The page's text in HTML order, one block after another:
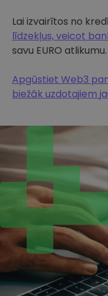
Lai izvairītos no
līdzekļus, veicot
savu EURO atlikumu.
Apgūstiet Web3
biežāk uzdotajiem